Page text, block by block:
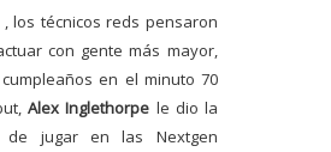
, los técnicos reds pensaron
con gente más mayor,
en el minuto 70
Alex Inglethorpe le dio la
de jugar en las Nextgen